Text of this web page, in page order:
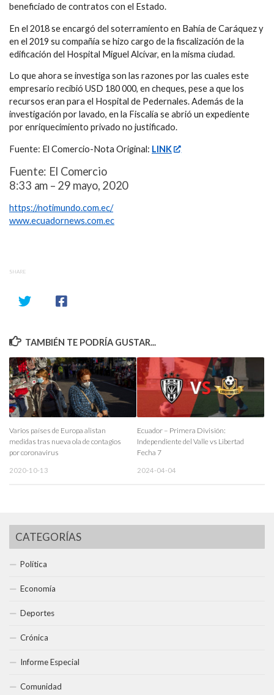
beneficiado de contratos con el Estado.
En el 2018 se encargó del soterramiento en Bahía de Caráquez y
en el 2019 su compañía se hizo cargo de la fiscalización de la
edificación del Hospital Miguel Alcívar, en la misma ciudad.
Lo que ahora se investiga son las razones por las cuales este
empresario recibió USD 180 000, en cheques, pese a que los
recursos eran para el Hospital de Pedernales. Además de la
investigación por lavado, en la Fiscalía se abrió un expediente
por enriquecimiento privado no justificado.
Fuente: El Comercio-Nota Original: LINK
Fuente: El Comercio
8:33 am – 29 mayo, 2020
https://notimundo.com.ec/
www.ecuadornews.com.ec
SHARE
TAMBIÉN TE PODRÍA GUSTAR...
Varios países de Europa alistan
medidas tras nueva ola de contagios
por coronavirus
2020-10-13
Ecuador – Primera División:
Independiente del Valle vs Libertad
Fecha 7
2024-04-04
CATEGORÍAS
Política
Economía
Deportes
Crónica
Informe Especial
Comunidad